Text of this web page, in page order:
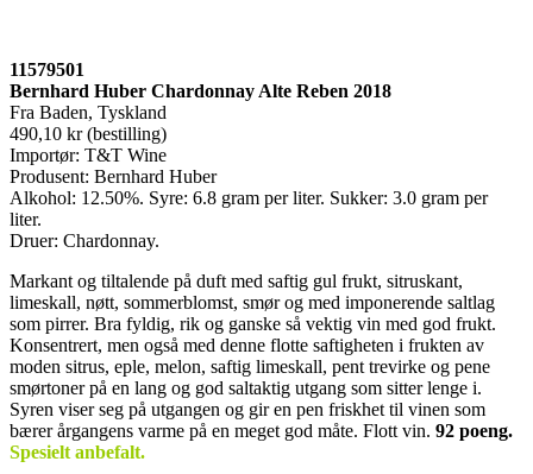
11579501
Bernhard Huber Chardonnay Alte Reben 2018
Fra Baden, Tyskland
490,10 kr (bestilling)
Importør: T&T Wine
Produsent: Bernhard Huber
Alkohol: 12.50%. Syre: 6.8 gram per liter. Sukker: 3.0 gram per
liter.
Druer: Chardonnay.
Markant og tiltalende på duft med saftig gul frukt, sitruskant,
limeskall, nøtt, sommerblomst, smør og med imponerende saltlag
som pirrer. Bra fyldig, rik og ganske så vektig vin med god frukt.
Konsentrert, men også med denne flotte saftigheten i frukten av
moden sitrus, eple, melon, saftig limeskall, pent trevirke og pene
smørtoner på en lang og god saltaktig utgang som sitter lenge i.
Syren viser seg på utgangen og gir en pen friskhet til vinen som
bærer årgangens varme på en meget god måte. Flott vin. 92 poeng.
Spesielt anbefalt.